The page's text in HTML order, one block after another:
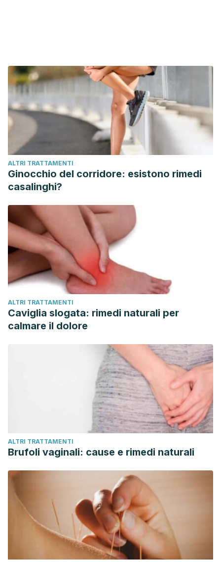
ALTRI TRATTAMENTI
Ginocchio del corridore: esistono rimedi
casalinghi?
ALTRI TRATTAMENTI
Caviglia slogata: rimedi naturali per
calmare il dolore
ALTRI TRATTAMENTI
Brufoli vaginali: cause e rimedi naturali